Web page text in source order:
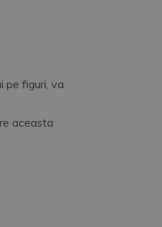
pe figuri, va
aceasta